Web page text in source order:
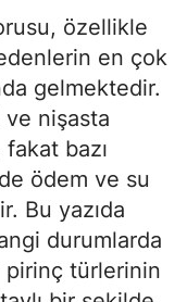
özellikle
en çok
gelmektedir.
nişasta
bazı
ödem ve su
Bu yazıda
durumlarda
pirinç türlerinin